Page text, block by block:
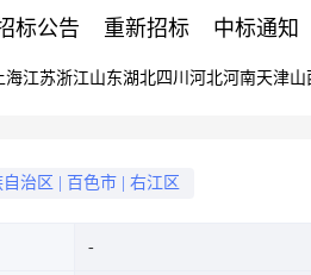
标公告 重新招标 中标通知
海江苏浙江山东湖北四川 河北河南天津山
治区 百色市 右江区